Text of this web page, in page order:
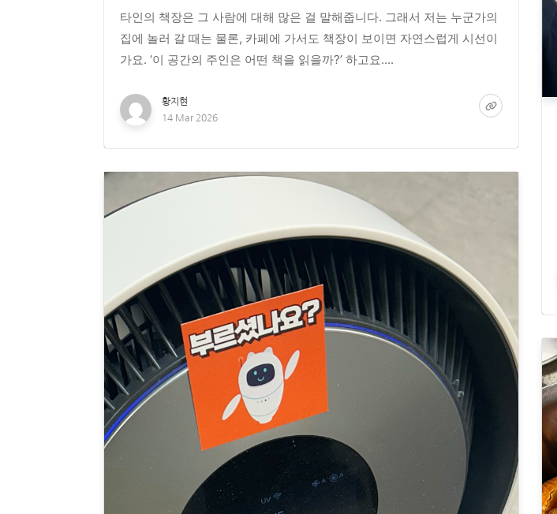
타인의 책장은 그 사람에 대해 많은 걸 말해줍니다. 그래서 저는 누군가의
집에 놀러 갈 때는 물론, 카페에 가서도 책장이 보이면 자연스럽게 시선이
가요. ‘이 공간의 주인은 어떤 책을 읽을까?’ 하고요....
황지현
14 Mar 2026